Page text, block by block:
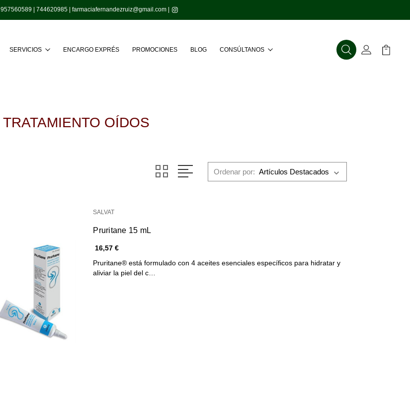
957560589 744620985 farmaciafernandezruiz@gmail.com
SERVICIOS ENCARGO EXPRÉS PROMOCIONES BLOG CONSÚLTANOS
Buscar
BuscarMi Cuenta
Mi
TRATAMIENTO OÍDOS
Ordenar por:
SALVAT
Pruritane 15 mL
16,57 €
Pruritane® está formulado con 4 aceites esenciales específicos para hidratar y
aliviar la piel del c…